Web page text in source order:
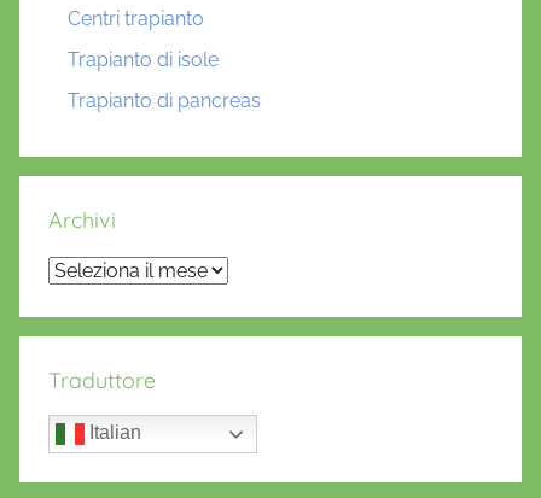
Centri trapianto
Trapianto di isole
Trapianto di pancreas
Archivi
Archivi
Traduttore
Italian